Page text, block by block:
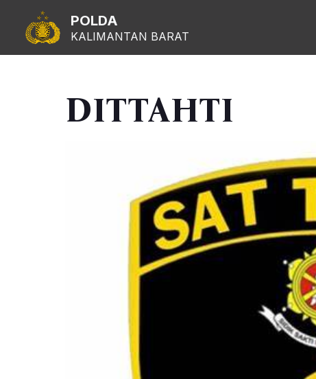
POLDA
KALIMANTAN BARAT
DITTAHTI